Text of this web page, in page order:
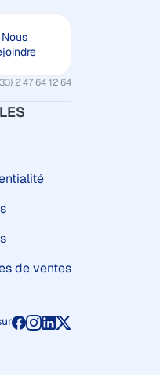
Nous
2 47 64 12 64
de ventes